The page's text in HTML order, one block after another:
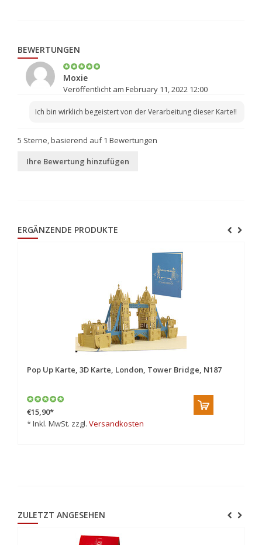
BEWERTUNGEN
Moxie
Veröffentlicht am February 11, 2022 12:00
Ich bin wirklich begeistert von der Verarbeitung dieser Karte!!
5 Sterne, basierend auf1 Bewertungen
Ihre Bewertung hinzufügen
ERGÄNZENDE PRODUKTE
Pop Up Karte, 3D Karte, London, Tower Bridge, N187
€15,90*
* Inkl. MwSt. zzgl. Versandkosten
ZULETZT ANGESEHEN